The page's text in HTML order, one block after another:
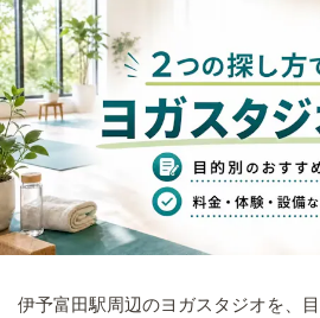
伊予富田駅周辺のヨガスタジオを、